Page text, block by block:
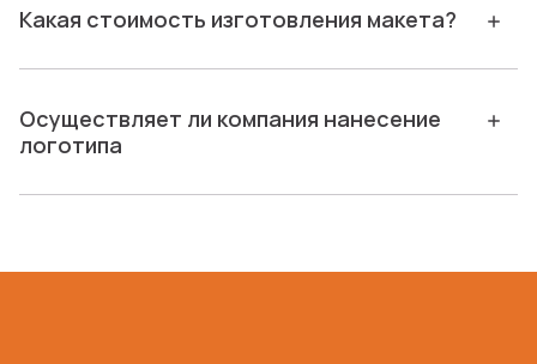
Какая стоимость изготовления макета?
Осуществляет ли компания нанесение
логотипа